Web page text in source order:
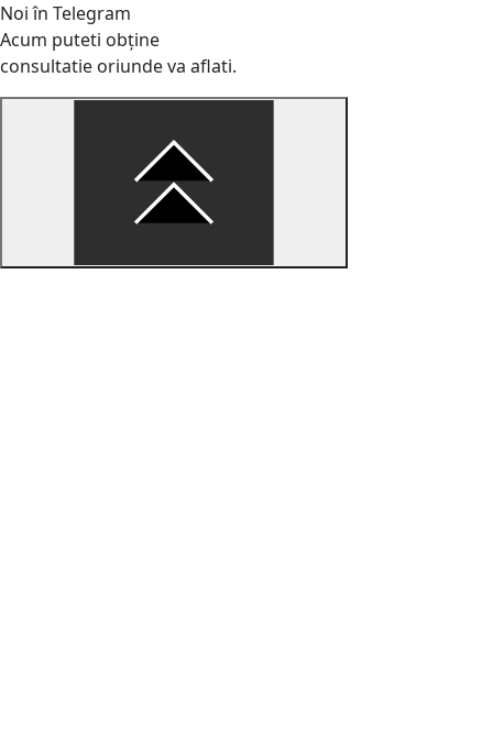
Noi în Telegram
Acum puteti obține
consultatie oriunde va aflati.